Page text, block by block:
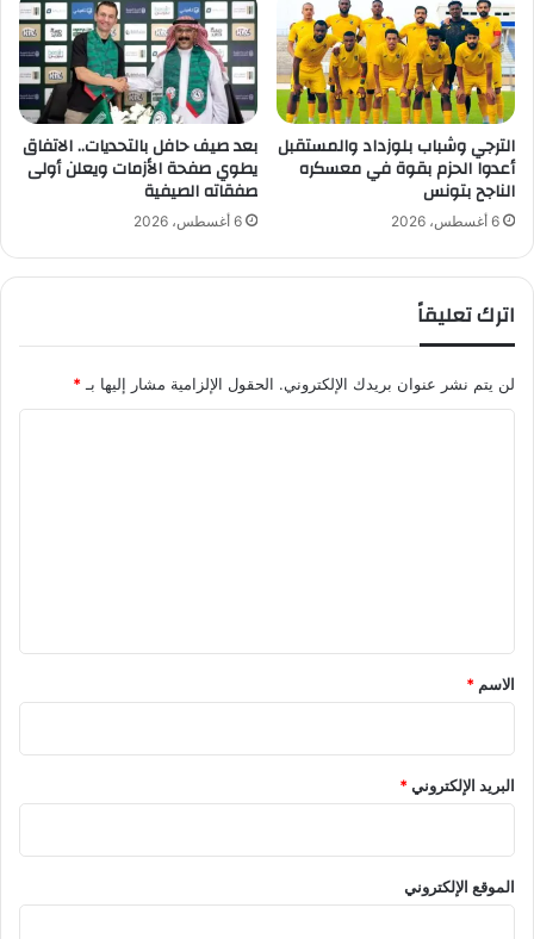
ي
ا
ل
م
خ
ي
م
الترجي وشباب بلوزداد والمستقبل
أعدوا الحزم بقوة في معسكره
الناجح بتونس
6 أغسطس، 2026
بعد صيف حافل بالتحديات.. الاتفاق
يطوي صفحة الأزمات ويعلن أولى
صفقاته الصيفية
6 أغسطس، 2026
اترك تعليقاً
لن يتم نشر عنوان بريدك الإلكتروني. الحقول الإلزامية مشار إليها بـ *
*
الاسم *
البريد الإلكتروني*
الموقع الإلكتروني